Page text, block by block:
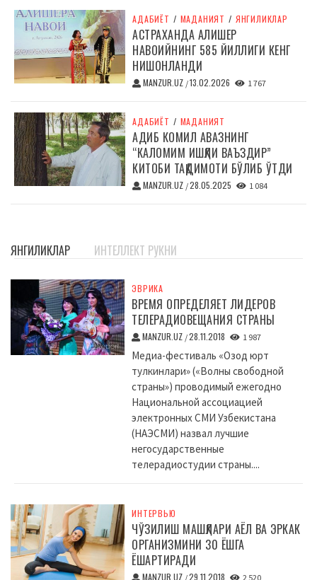
АДАБИЁТ / МАДАНИЯТ / ЯНГИЛИКЛАР
АСТРАХАНДА АЛИШЕР
НАВОИЙНИНГ 585 ЙИЛЛИГИ КЕНГ
НИШОНЛАНДИ
MANZUR.UZ /13.02.2026 1 767
АДАБИЁТ / МАДАНИЯТ
АДИБ КОМИЛ АВАЗНИНГ
“КАЛОМИМ ИШҚЛИ ВАЪЗДИР”
КИТОБИ ТАҚДИМОТИ БЎЛИБ ЎТДИ
MANZUR.UZ /28.05.2025 1 084
ЯНГИЛИКЛАР ИНТЕЛЛЕКТ РУКНИ
ЭВРИКА
ВРЕМЯ ОПРЕДЕЛЯЕТ ЛИДЕРОВ
ТЕЛЕРАДИОВЕЩАНИЯ СТРАНЫ
MANZUR.UZ /28.11.2018 1 987
Медиа-фестиваль «Озод юрт
тулкинлари» («Волны свободной
страны») проводимый ежегодно
Национальной ассоциацией
электронных СМИ Узбекистана
(НАЭСМИ) назвал лучшие
негосударственные
телерадиостудии страны....
ИНТЕРВЬЮ
ЧЎЗИЛИШ МАШҚЛАРИ АЁЛ ВА ЭРКАК
ОРГАНИЗМИНИ 30 ЁШГА
ЁШАРТИРАДИ
MANZUR.UZ /29.11.2018 2 520